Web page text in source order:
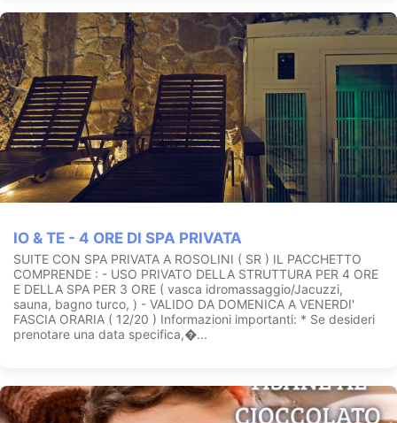
IO & TE - 4 ORE DI SPA PRIVATA
SUITE CON SPA PRIVATA A ROSOLINI ( SR ) IL PACCHETTO
COMPRENDE : - USO PRIVATO DELLA STRUTTURA PER 4 ORE
E DELLA SPA PER 3 ORE ( vasca idromassaggio/Jacuzzi,
sauna, bagno turco, ) - VALIDO DA DOMENICA A VENERDI'
FASCIA ORARIA ( 12/20 ) Informazioni importanti: * Se desideri
prenotare una data specifica,�...